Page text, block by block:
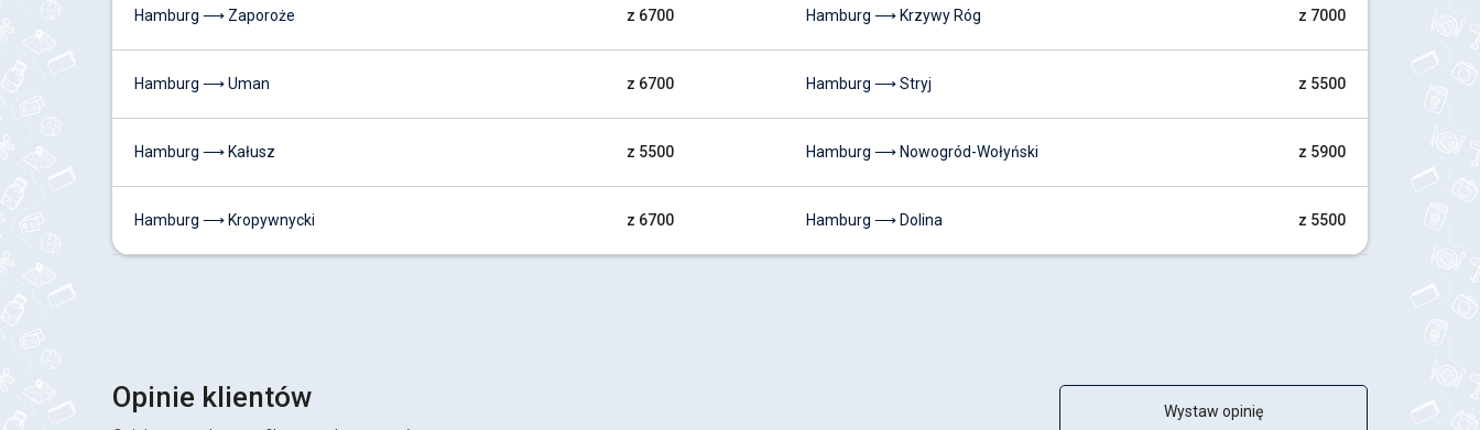
Hamburg ⟶ Zaporoże z 6700
Hamburg ⟶ Uman z 6700
Hamburg ⟶ Kałusz z 5500
Hamburg ⟶ Kropywnycki z 6700
Hamburg ⟶ Krzywy Róg z 7000
Hamburg ⟶ Stryj z 5500
Hamburg ⟶ Nowogród-Wołyński z 5900
Hamburg ⟶ Dolina z 5500
Opinie klientów Wystaw opinię